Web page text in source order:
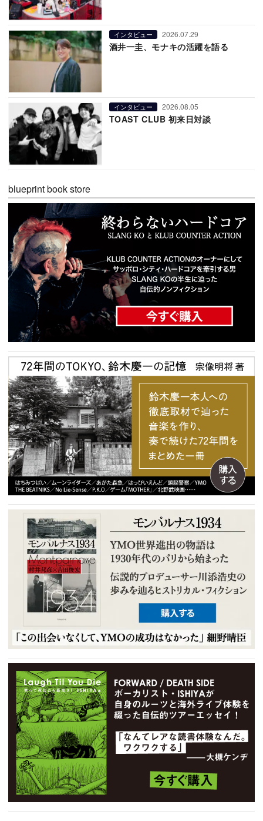
インタビュー 2026.07.29
酒井一圭、モナキの活躍を語る
インタビュー 2026.08.05
TOAST CLUB 初来日対談
blueprint book store